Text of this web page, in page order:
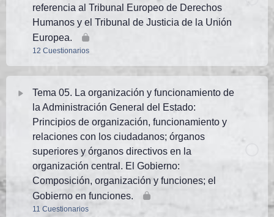
TEMA 2 PN. Test 7 (25 preguntas)
TEMA 2 PN. Test AVANZADO 1. (50 preguntas)
TEMA 2 PN. Test AVANZADO 2 (38 preguntas de
exámenes oficiales)
TEMA 3 PN. Test 2 (25 preguntas)
TEMA 3 PN. Test 3 (25 preguntas)
TEMA 3 PN. Test 5 (25 preguntas)
TEMA 3 PN. Test 6 (25 preguntas)
TEMA 3 PN. Test 7 (25 preguntas)
TEMA 3 PN. Test 8 (25 preguntas)
referencia al Tribunal Europeo de Derechos
Humanos y el Tribunal de Justicia de la Unión
Europea.
12 Cuestionarios
TEMA 4 PN. Test 1 (25 preguntas)
TEMA 4 PN. Test 2 (25 preguntas)
TEMA 4 PN. Test 3 (25 preguntas)
Tema 05. La organización y funcionamiento de
la Administración General del Estado:
Principios de organización, funcionamiento y
relaciones con los ciudadanos; órganos
superiores y órganos directivos en la
organización central. El Gobierno:
Composición, organización y funciones; el
Gobierno en funciones.
11 Cuestionarios